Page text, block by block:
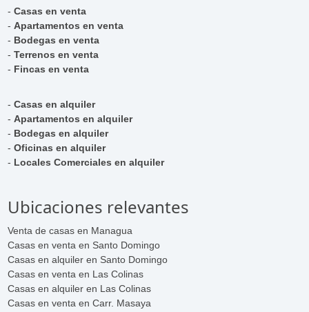
-Casas en venta
-Apartamentos en venta
- Bodegas en venta
-Terrenos en venta
- Fincas en venta
-Casas en alquiler
-Apartamentos en alquiler
- Bodegas en alquiler
-Oficinas en alquiler
- Locales Comerciales en alquiler
Ubicaciones relevantes
Venta de casas en Managua
Casas en venta en Santo Domingo
Casas en alquiler en Santo Domingo
Casas en venta en Las Colinas
Casas en alquiler en Las Colinas
Casas en venta en Carr. Masaya